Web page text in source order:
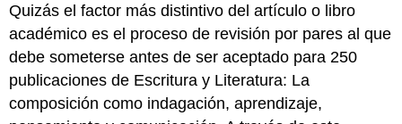
Quizás el factor más distintivo del artículo o libro
académico es el proceso de revisión por pares al que
debe someterse antes de ser aceptado para 250
publicaciones de Escritura y Literatura: La
composición como indagación, aprendizaje,